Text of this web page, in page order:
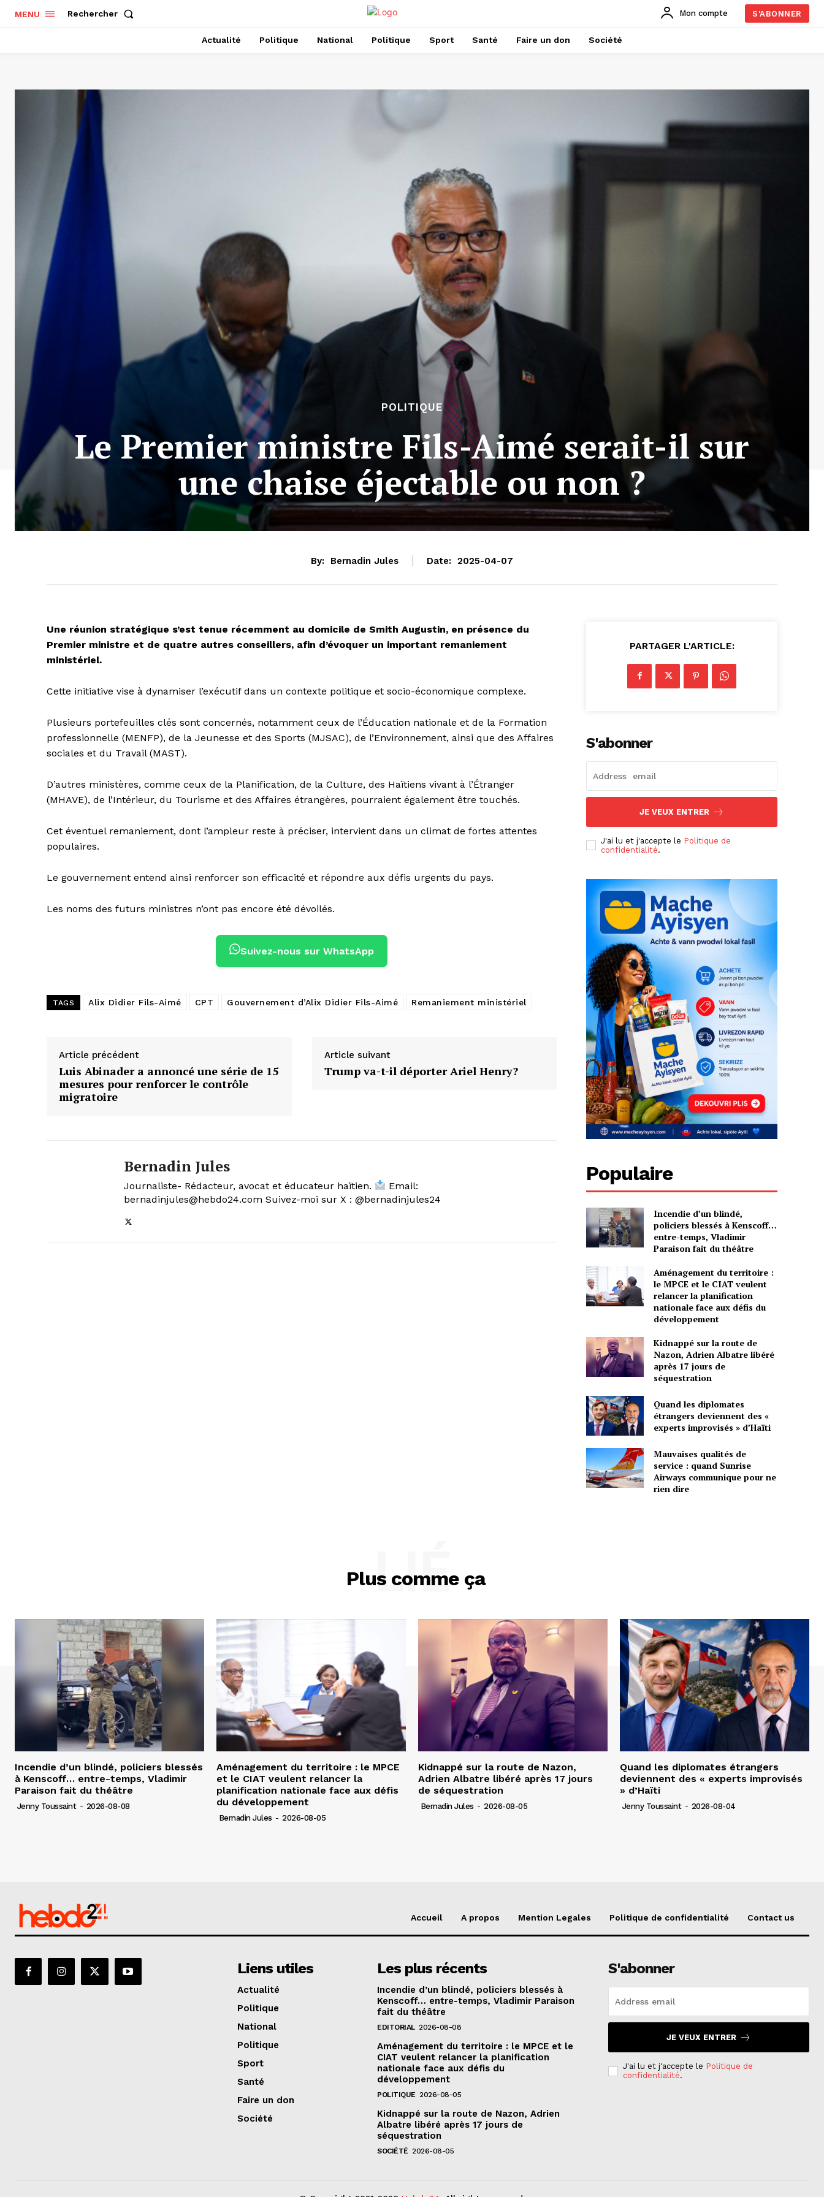
MENU Rechercher Mon compte S'ABONNER
Actualité Politique National Politique Sport Santé Faire un don Société
POLITIQUE
Le Premier ministre Fils-Aimé serait-il sur
une chaise éjectable ou non ?
By: Bernadin Jules Date: 2025-04-07
Une réunion stratégique s’est tenue récemment au domicile de Smith Augustin, en présence du
Premier ministre et de quatre autres conseillers, afin d’évoquer un important remaniement
ministériel.
Cette initiative vise à dynamiser l’exécutif dans un contexte politique et socio-économique complexe.
Plusieurs portefeuilles clés sont concernés, notamment ceux de l’Éducation nationale et de la Formation
professionnelle (MENFP), de la Jeunesse et des Sports (MJSAC), de l’Environnement, ainsi que des Affaires
sociales et du Travail (MAST).
D’autres ministères, comme ceux de la Planification, de la Culture, des Haïtiens vivant à l’Étranger
(MHAVE), de l’Intérieur, du Tourisme et des Affaires étrangères, pourraient également être touchés.
Cet éventuel remaniement, dont l’ampleur reste à préciser, intervient dans un climat de fortes attentes
populaires.
Le gouvernement entend ainsi renforcer son efficacité et répondre aux défis urgents du pays.
Les noms des futurs ministres n’ont pas encore été dévoilés.
Suivez-nous sur WhatsApp
TAGS Alix Didier Fils-Aimé CPT Gouvernement d’Alix Didier Fils-Aimé Remaniement ministériel
Article précédent
Luis Abinader a annoncé une série de 15
mesures pour renforcer le contrôle
migratoire
Article suivant
Trump va-t-il déporter Ariel Henry?
Bernadin Jules
Journaliste- Rédacteur, avocat et éducateur haïtien.
Email:
bernadinjules@hebdo24.com Suivez-moi sur X : @bernadinjules24
PARTAGER L'ARTICLE:
S'abonner
JE VEUX ENTRER
J'ai lu et j'accepte le Politique de
confidentialité.
Populaire
Incendie d’un blindé,
policiers blessés à Kenscoff…
entre-temps, Vladimir
Paraison fait du théâtre
Aménagement du territoire :
le MPCE et le CIAT veulent
relancer la planification
nationale face aux défis du
développement
Kidnappé sur la route de
Nazon, Adrien Albatre libéré
après 17 jours de
séquestration
Quand les diplomates
étrangers deviennent des «
experts improvisés » d’Haïti
Mauvaises qualités de
service : quand Sunrise
Airways communique pour ne
rien dire
Plus comme ça
LIÉ
Incendie d’un blindé, policiers blessés
à Kenscoff… entre-temps, Vladimir
Paraison fait du théâtre
Jenny Toussaint - 2026-08-08
Aménagement du territoire : le MPCE
et le CIAT veulent relancer la
planification nationale face aux défis
du développement
Bernadin Jules - 2026-08-05
Kidnappé sur la route de Nazon,
Adrien Albatre libéré après 17 jours
de séquestration
Bernadin Jules - 2026-08-05
Quand les diplomates étrangers
deviennent des « experts improvisés
» d’Haïti
Jenny Toussaint - 2026-08-04
Accueil A propos Mention Legales Politique de confidentialité Contact us
Liens utiles
Actualité
Politique
National
Politique
Sport
Santé
Faire un don
Société
Les plus récents
Incendie d’un blindé, policiers blessés à
Kenscoff… entre-temps, Vladimir Paraison
fait du théâtre
EDITORIAL 2026-08-08
Aménagement du territoire : le MPCE et le
CIAT veulent relancer la planification
nationale face aux défis du
développement
POLITIQUE 2026-08-05
Kidnappé sur la route de Nazon, Adrien
Albatre libéré après 17 jours de
séquestration
SOCIÉTÉ 2026-08-05
S'abonner
JE VEUX ENTRER
J'ai lu et j'accepte le Politique de
confidentialité.